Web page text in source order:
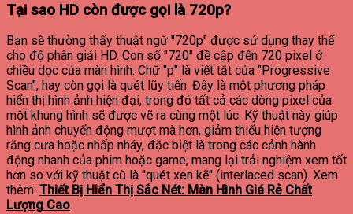
Tại sao HD còn được gọi là 720p?
Bạn sẽ thường thấy thuật ngữ "720p" được sử dụng thay thế
cho độ phân giải HD. Con số "720" đề cập đến 720 pixel ở
chiều dọc của màn hình. Chữ "p" là viết tắt của "Progressive
Scan", hay còn gọi là quét lũy tiến. Đây là một phương pháp
hiển thị hình ảnh hiện đại, trong đó tất cả các dòng pixel của
một khung hình sẽ được vẽ ra cùng một lúc. Kỹ thuật này giúp
hình ảnh chuyển động mượt mà hơn, giảm thiểu hiện tượng
răng cưa hoặc nhấp nháy, đặc biệt là trong các cảnh hành
động nhanh của phim hoặc game, mang lại trải nghiệm xem tốt
hơn so với kỹ thuật cũ là "quét xen kẽ" (interlaced scan). Xem
thêm: Thiết Bị Hiển Thị Sắc Nét: Màn Hình Giá Rẻ Chất
Lượng Cao